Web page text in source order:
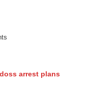
arrest plans